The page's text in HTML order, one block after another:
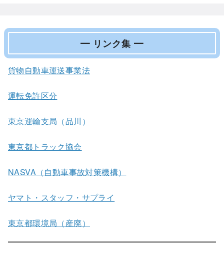
━ リンク集 ━
貨物自動車運送事業法
運転免許区分
東京運輸支局（品川）
東京都トラック協会
NASVA（自動車事故対策機構）
ヤマト・スタッフ・サプライ
東京都環境局（産廃）